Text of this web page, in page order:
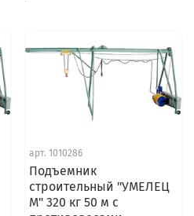
арт. 1010286
Подъемник
строительный "УМЕЛЕЦ
М" 320 кг 50 м с